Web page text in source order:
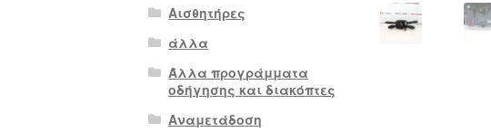
Αισθητήρες
άλλα
Άλλα προγράμματα
οδήγησης και διακόπτες
Αναμετάδοση